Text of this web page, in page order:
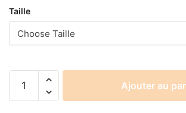
Taille
Ajouter au